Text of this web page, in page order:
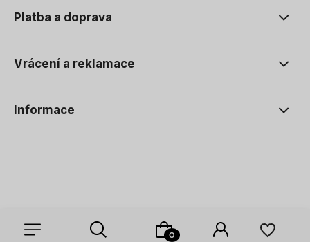
Platba a doprava
Vrácení a reklamace
Informace
Sklep internetowy Shoper Premium
Szablon Shoper Modern 3.0™
od GrowCommerce